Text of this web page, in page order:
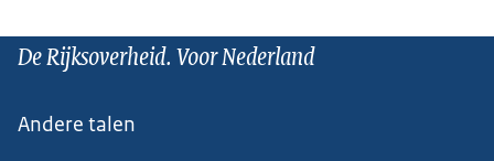
De Rijksoverheid. Voor Nederland
Andere talen